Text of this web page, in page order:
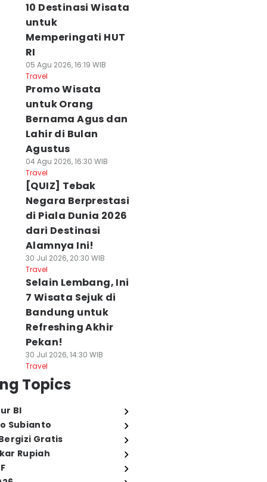
10 Destinasi Wisata
untuk
Memperingati HUT
RI
05 Agu 2026, 16:19 WIB
Travel
Promo Wisata
untuk Orang
Bernama Agus dan
Lahir di Bulan
Agustus
04 Agu 2026, 16:30 WIB
Travel
[QUIZ] Tebak
Negara Berprestasi
di Piala Dunia 2026
dari Destinasi
Alamnya Ini!
30 Jul 2026, 20:30 WIB
Travel
Selain Lembang, Ini
7 Wisata Sejuk di
Bandung untuk
Refreshing Akhir
Pekan!
30 Jul 2026, 14:30 WIB
Travel
Topics
BI
Subianto
Gratis
Rupiah